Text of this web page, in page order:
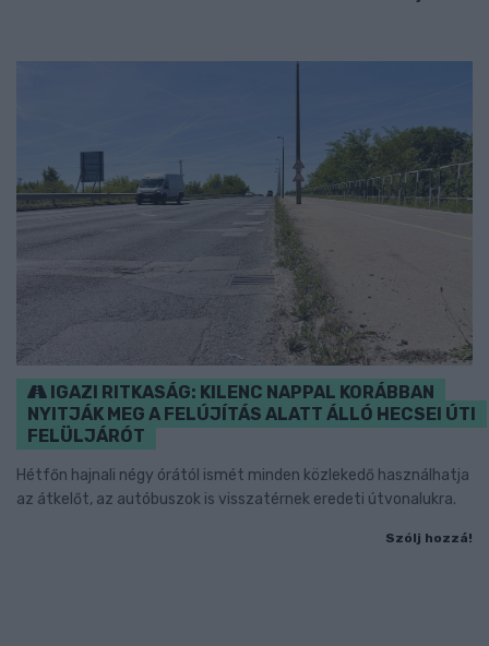
IGAZI RITKASÁG: KILENC NAPPAL KORÁBBAN
NYITJÁK MEG A FELÚJÍTÁS ALATT ÁLLÓ HECSEI ÚTI
FELÜLJÁRÓT
Hétfőn hajnali négy órától ismét minden közlekedő használhatja
az átkelőt, az autóbuszok is visszatérnek eredeti útvonalukra.
Szólj hozzá!